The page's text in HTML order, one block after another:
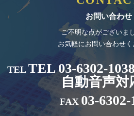
お問い合わせ
ご不明な点がございま
お気軽にお問い合わせく
TELTEL 03-6302-
自動音声対
FAX 03-6302-